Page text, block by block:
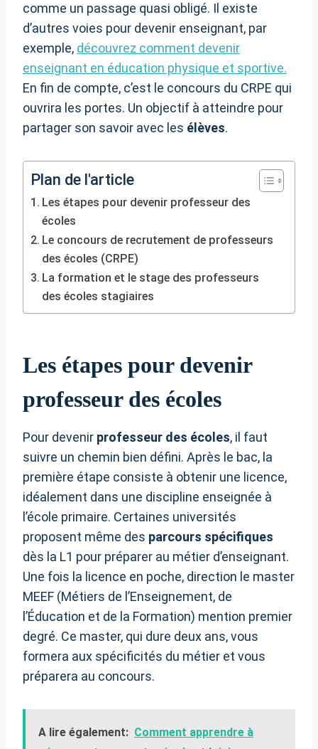
comme un passage quasi obligé. Il existe
d’autres voies pour devenir enseignant, par
exemple, découvrez comment devenir
enseignant en éducation physique et sportive.
En fin de compte, c’est le concours du CRPE qui
ouvrira les portes. Un objectif à atteindre pour
partager son savoir avec les élèves.
Plan de l'article
Les étapes pour devenir professeur des
écoles
Le concours de recrutement de professeurs
des écoles (CRPE)
La formation et le stage des professeurs
des écoles stagiaires
Les étapes pour devenir
professeur des écoles
Pour devenir professeur des écoles, il faut
suivre un chemin bien défini. Après le bac, la
première étape consiste à obtenir une licence,
idéalement dans une discipline enseignée à
l’école primaire. Certaines universités
proposent même des parcours spécifiques
dès la L1 pour préparer au métier d’enseignant.
Une fois la licence en poche, direction le master
MEEF (Métiers de l’Enseignement, de
l’Éducation et de la Formation) mention premier
degré. Ce master, qui dure deux ans, vous
formera aux spécificités du métier et vous
préparera au concours.
A lire également: Comment apprendre à